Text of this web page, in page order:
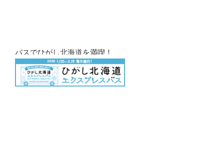
バスでひがし北海道を満喫！